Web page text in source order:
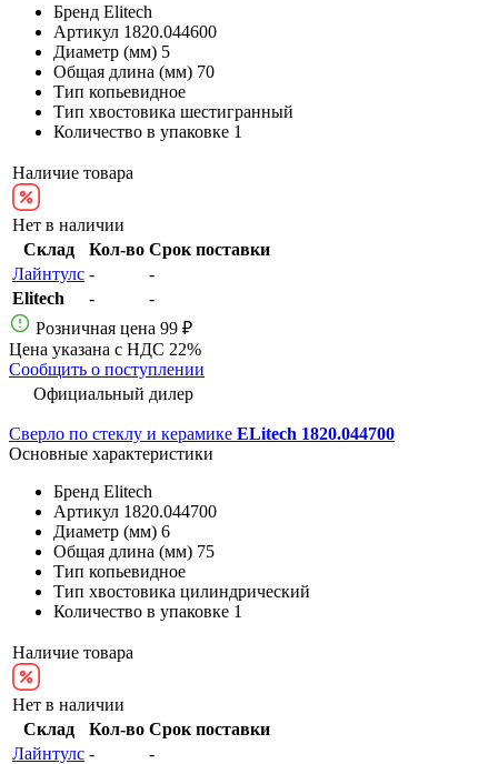
Бренд Elitech
Артикул 1820.044600
Диаметр (мм) 5
Общая длина (мм) 70
Тип копьевидное
Тип хвостовика шестигранный
Количество в упаковке 1
Наличие товара
Нет в наличии
Склад
Кол-во Срок поставки
Лайнтулс -
-
Elitech
-
-
Розничная цена 99 ₽
Цена указана с НДС 22%
Сообщить о поступлении
Официальный дилер
Сверло по стеклу и керамике ELitech 1820.044700
Основные характеристики
Бренд Elitech
Артикул 1820.044700
Диаметр (мм) 6
Общая длина (мм) 75
Тип копьевидное
Тип хвостовика цилиндрический
Количество в упаковке 1
Наличие товара
Нет в наличии
Склад
Кол-во Срок поставки
Лайнтулс -
-